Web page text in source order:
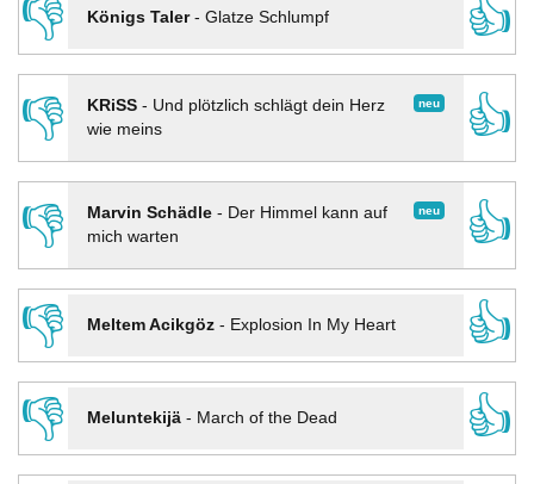
👎
Königs Taler- Glatze Schlumpf
👍
👎
neu
KRiSS- Und plötzlich schlägt dein Herz
wie meins
👍
👎 neu
Marvin Schädle- Der Himmel kann auf
mich warten
👍
👎
Meltem Acikgöz- Explosion In My Heart
👍
👎
Meluntekijä- March of the Dead
👍